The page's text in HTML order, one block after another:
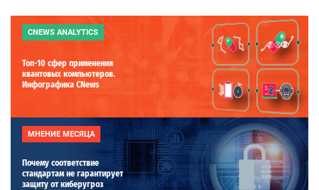
CNEWS ANALYTICS
Топ-10 сфер применения
квантовых компьютеров.
Инфографика CNews
МНЕНИЕ МЕСЯЦА
Почему соответствие
стандартам не гарантирует
защиту от киберугроз